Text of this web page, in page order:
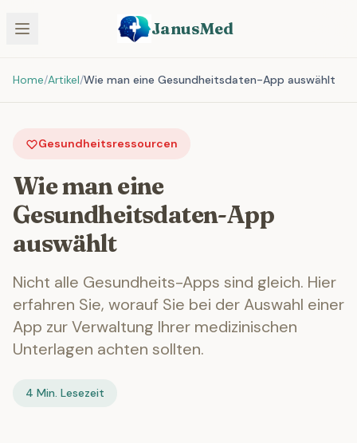
JanusMed
Home/Artikel/Wie man eine Gesundheitsdaten-App auswählt
Gesundheitsressourcen
Wie man eine
Gesundheitsdaten-App
auswählt
Nicht alle Gesundheits-Apps sind gleich. Hier
erfahren Sie, worauf Sie bei der Auswahl einer
App zur Verwaltung Ihrer medizinischen
Unterlagen achten sollten.
4 Min. Lesezeit